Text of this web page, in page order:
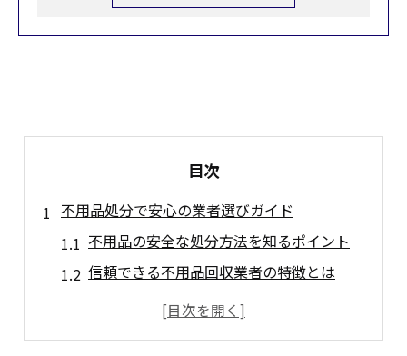
目次
不用品処分で安心の業者選びガイド
不用品の安全な処分方法を知るポイント
信頼できる不用品回収業者の特徴とは
不用品処分で注意したいトラブル事例